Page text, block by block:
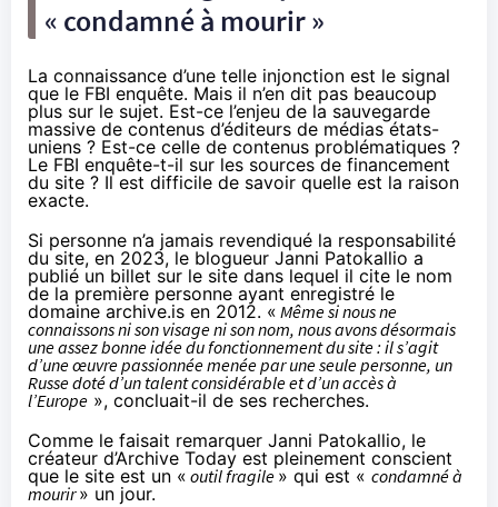
« condamné à mourir »
La connaissance d’une telle injonction est le signal
que le FBI enquête. Mais il n’en dit pas beaucoup
plus sur le sujet. Est-ce l’enjeu de la sauvegarde
massive de contenus d’éditeurs de médias états-
uniens ? Est-ce celle de contenus problématiques ?
Le FBI enquête-t-il sur les sources de financement
du site ? Il est difficile de savoir quelle est la raison
exacte.
Si personne n’a jamais revendiqué la responsabilité
du site, en 2023, le blogueur Janni Patokallio a
publié un billet sur le site dans lequel il cite le nom
de la première personne ayant enregistré le
domaine archive.is en 2012. « Même si nous ne
connaissons ni son visage ni son nom, nous avons désormais
une assez bonne idée du fonctionnement du site : il s’agit
d’une œuvre passionnée menée par une seule personne, un
Russe doté d’un talent considérable et d’un accès à
l’Europe », concluait-il de ses recherches.
Comme le faisait remarquer Janni Patokallio, le
créateur d’Archive Today est pleinement conscient
que le site est un « outil fragile» qui est « condamné à
mourir » un jour.